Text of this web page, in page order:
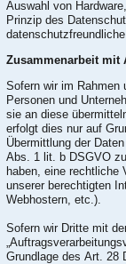
Auswahl von
Prinzip des
Zusammenarbeit mit
Sofern wir im Rahmen
Personen und
sie an diese
erfolgt dies nur auf
Übermittlung der
Abs. 1 lit. b DSGVO
haben, eine rechtliche
unserer berechtigten
Webhostern, etc.).
Sofern wir Dritte mit
Grundlage des Art. 28